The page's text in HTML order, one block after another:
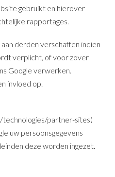
gebruikt en hierover
rapportages.
derden verschaffen indien
verplicht, of voor zover
Google verwerken.
invloed op.
partner-sites)
uw persoonsgegevens
deze worden ingezet.